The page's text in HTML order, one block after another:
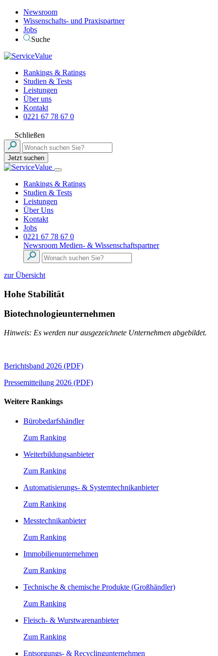
Newsroom
Wissenschafts- und Praxispartner
Jobs
Suche
Rankings & Ratings
Studien & Tests
Leistungen
Über uns
Kontakt
0221 67 78 67 0
Schließen
Jetzt suchen
Rankings & Ratings
Studien & Tests
Leistungen
Über Uns
Kontakt
Jobs
0221 67 78 67 0
Newsroom Medien- & Wissenschaftspartner
zur Übersicht
Hohe Stabilität
Biotechnologieunternehmen
Hinweis: Es werden nur ausgezeichnete Unternehmen abgebildet.
Berichtsband 2026 (PDF)
Pressemitteilung 2026 (PDF)
Weitere Rankings
Bürobedarfshändler
Zum Ranking
Weiterbildungsanbieter
Zum Ranking
Automatisierungs- & Systemtechnikanbieter
Zum Ranking
Messtechnikanbieter
Zum Ranking
Immobilienunternehmen
Zum Ranking
Technische & chemische Produkte (Großhändler)
Zum Ranking
Fleisch- & Wurstwarenanbieter
Zum Ranking
Entsorgungs- & Recyclingunternehmen